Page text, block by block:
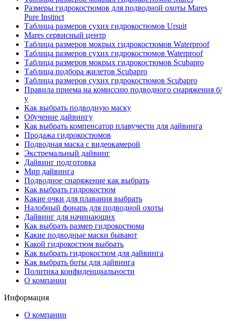
Размеры гидрокостюмов для подводной охоты Mares
Pure Instinct
Таблица размеров сухих гидрокостюмов Ursuit
Mares сервисный центр
Таблица размеров мокрых гидрокостюмов Waterproof
Таблица размеров сухих гидрокостюмов Waterproof
Таблица размеров мокрых гидрокостюмов Scubapro
Таблица подбора жилетов Scubapro
Таблица размеров сухих гидрокостюмов Scubapro
Правила приема на комиссию подводного снаряжения б/
у
Как выбрать подводную маску
Обучение дайвингу
Как выбрать компенсатор плавучести для дайвинга
Продажа гидрокостюмов
Подводная маска с видеокамерой
Экстремальный дайвинг
Дайвинг подготовка
Мир дайвинга
Подводное снаряжение как выбрать
Как выбрать гидрокостюм
Какие очки для плавания выбрать
Налобный фонарь для подводной охоты
Дайвинг для начинающих
Как выбрать размер гидрокостюма
Какие подводные маски бывают
Какой гидрокостюм выбрать
Как выбрать гидрокостюм для дайвинга
Как выбрать боты для дайвинга
Политика конфиденциальности
О компании
Информация
О компании